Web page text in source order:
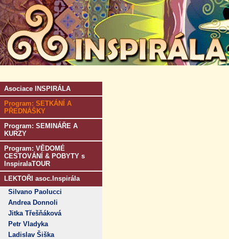
Asociace INSPIRÁLA
Program: SETKÁNÍ A
PŘEDNÁŠKY
Program: SEMINÁŘE A
KURZY
Program: VĚDOMÉ
CESTOVÁNÍ & POBYTY s
InspiralaTOUR
LEKTOŘI asoc.Inspirála
Silvano Paolucci
Andrea Donnoli
Jitka Třešňáková
Petr Vladyka
Ladislav Šiška